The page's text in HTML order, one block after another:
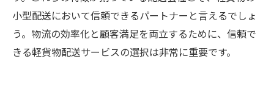
小型配送において信頼できるパートナーと言えるでしょ
う。物流の効率化と顧客満足を両立するために、信頼で
きる軽貨物配送サービスの選択は非常に重要です。